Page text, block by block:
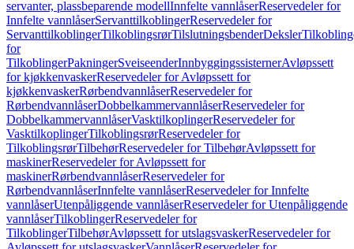
servanter, plassbeparende modellInnfelte vannlåserReservedeler for
Innfelte vannlåserServanttilkoblingerReservedeler for
ServanttilkoblingerTilkoblingsrørTilslutningsbenderDeksler
for
TilkoblingerPakningerSveiseenderInnbyggingssisternerAvløpssett
for kjøkkenvaskerReservedeler for Avløpssett for
kjøkkenvaskerRørbendvannlåserReservedeler for
RørbendvannlåserDobbelkammervannlåserReservedeler for
DobbelkammervannlåserVasktilkoplingerReservedeler for
VasktilkoplingerTilkoblingsrørReservedeler for
TilkoblingsrørTilbehørReservedeler for TilbehørAvløpssett for
maskinerReservedeler for Avløpssett for
maskinerRørbendvannlåserReservedeler for
RørbendvannlåserInnfelte vannlåserReservedeler for Innfelte
vannlåserUtenpåliggende vannlåserReservedeler for Utenpåliggende
vannlåserTilkoblingerReservedeler for
TilkoblingerTilbehørAvløpssett for utslagsvaskerReservedeler for